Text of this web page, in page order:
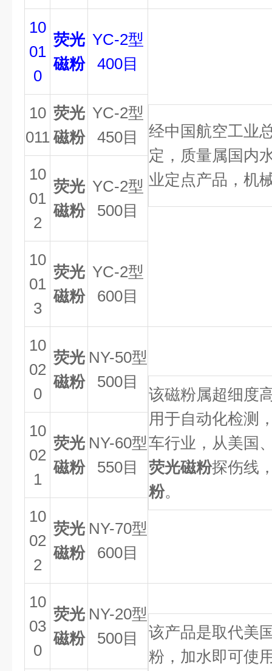
10
01
0
荧光
磁粉
YC-2型
400目
经中国航空工业
定，质量属国内
业定点产品，机
10
011
荧光
磁粉
YC-2型
450目
10
01
2
荧光
磁粉
YC-2型
500目
10
01
3
荧光
磁粉
YC-2型
600目
10
02
0
荧光
磁粉
NY-50型
500目
该磁粉属超细度
用于自动化检测
车行业，从美国
荧光磁粉探伤线
粉。
10
02
1
荧光
磁粉
NY-60型
550目
10
02
2
荧光
磁粉
NY-70型
600目
10
03
0
荧光
磁粉
NY-20型
500目
该产品是取代美
粉，加水即可使